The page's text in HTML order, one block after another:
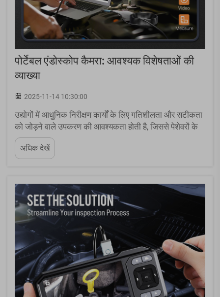
पोर्टेबल एंडोस्कोप कैमरा: आवश्यक विशेषताओं की
व्याख्या
2025-11-14 10:30:00
उद्योगों में आधुनिक निरीक्षण कार्यों के लिए गतिशीलता और सटीकता
को जोड़ने वाले उपकरण की आवश्यकता होती है, जिससे पेशेवरों के
लिए पोर्टेबल एंडोस्कोप कैमरा एक अनिवार्य उपकरण बन गया है। ये
बहुमुखी उपकरण तकनीशियनों, मैकेनिक्स और इंजी... के लिए
निरीक्षण के तरीके को बदल रहे हैं
अधिक देखें